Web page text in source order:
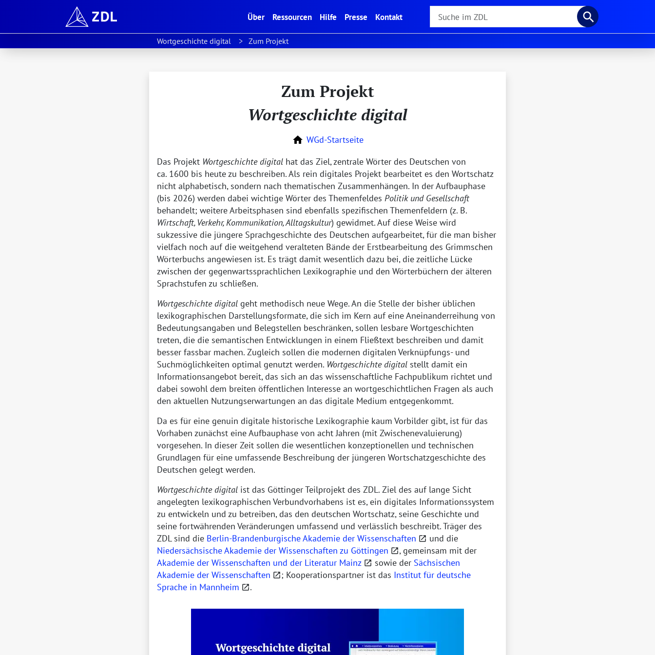
Über(current)
Ressourcen Hilfe Presse Kontakt
Wortgeschichte digital Zum Projekt
Zum Projekt
Wortgeschichte digital
WGd-Startseite
Das Projekt Wortgeschichte digital hat das Ziel, zentrale Wörter des Deutschen von
ca. 1600 bis heute zu beschreiben. Als rein digitales Projekt bearbeitet es den Wortschatz
nicht alphabetisch, sondern nach thematischen Zusammenhängen. In der Aufbauphase
(bis 2026) werden dabei wichtige Wörter des Themenfeldes Politik und Gesellschaft
behandelt; weitere Arbeitsphasen sind ebenfalls spezifischen Themenfeldern (z. B.
Wirtschaft, Verkehr, Kommunikation, Alltagskultur) gewidmet. Auf diese Weise wird
sukzessive die jüngere Sprachgeschichte des Deutschen aufgearbeitet, für die man bisher
vielfach noch auf die weitgehend veralteten Bände der Erstbearbeitung des Grimmschen
Wörterbuchs angewiesen ist. Es trägt damit wesentlich dazu bei, die zeitliche Lücke
zwischen der gegenwartssprachlichen Lexikographie und den Wörterbüchern der älteren
Sprachstufen zu schließen.
Wortgeschichte digital geht methodisch neue Wege. An die Stelle der bisher üblichen
lexikographischen Darstellungsformate, die sich im Kern auf eine Aneinanderreihung von
Bedeutungsangaben und Belegstellen beschränken, sollen lesbare Wortgeschichten
treten, die die semantischen Entwicklungen in einem Fließtext beschreiben und damit
besser fassbar machen. Zugleich sollen die modernen digitalen Verknüpfungs- und
Suchmöglichkeiten optimal genutzt werden. Wortgeschichte digital stellt damit ein
Informationsangebot bereit, das sich an das wissenschaftliche Fachpublikum richtet und
dabei sowohl dem breiten öffentlichen Interesse an wortgeschichtlichen Fragen als auch
den aktuellen Nutzungserwartungen an das digitale Medium entgegenkommt.
Da es für eine genuin digitale historische Lexikographie kaum Vorbilder gibt, ist für das
Vorhaben zunächst eine Aufbauphase von acht Jahren (mit Zwischenevaluierung)
vorgesehen. In dieser Zeit sollen die wesentlichen konzeptionellen und technischen
Grundlagen für eine umfassende Beschreibung der jüngeren Wortschatzgeschichte des
Deutschen gelegt werden.
Wortgeschichte digital ist das Göttinger Teilprojekt des ZDL. Ziel des auf lange Sicht
angelegten lexikographischen Verbundvorhabens ist es, ein digitales Informationssystem
zu entwickeln und zu betreiben, das den deutschen Wortschatz, seine Geschichte und
seine fortwährenden Veränderungen umfassend und verlässlich beschreibt. Träger des
ZDLsind die Berlin-Brandenburgische Akademie der Wissenschaften
und die
Niedersächsische Akademie der Wissenschaften zu Göttingen
, gemeinsam mit der
Akademie der Wissenschaften und der Literatur Mainz
sowie der Sächsischen
Akademie der Wissenschaften
; Kooperationspartner ist das Institut für deutsche
Sprache in Mannheim
.